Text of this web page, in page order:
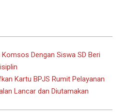
Dengan Siswa SD Beri
Kartu BPJS Rumit Pelayanan
Lancar dan Diutamakan